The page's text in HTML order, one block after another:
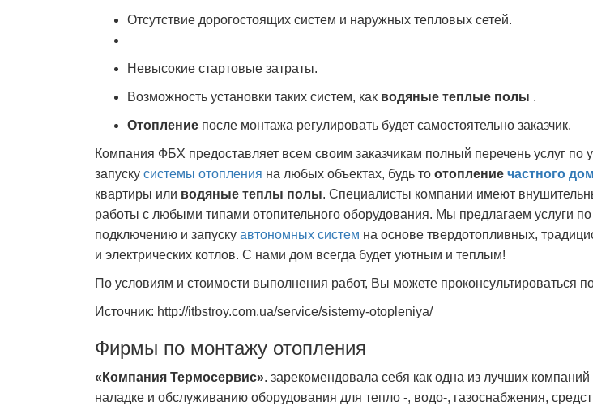
Отсутствие дорогостоящих систем и наружных тепловых сетей.
Невысокие стартовые затраты.
Возможность установки таких систем, как водяные теплые полы .
Отопление после монтажа регулировать будет самостоятельно заказчик.
Компания ФБХ предоставляет всем своим заказчикам полный перечень услуг по
запуску системы отопления на любых объектах, будь то отопление частного
квартиры или водяные теплы полы. Специалисты компании имеют
работы с любыми типами отопительного оборудования. Мы предлагаем услуги
подключению и запуску автономных систем на основе твердотопливных,
и электрических котлов. С нами дом всегда будет уютным и теплым!
По условиям и стоимости выполнения работ, Вы можете проконсультироваться
Источник: http://itbstroy.com.ua/service/sistemy-otopleniya/
Фирмы по монтажу отопления
«Компания Термосервис». зарекомендовала себя как одна из лучших
наладке и обслуживанию оборудования для тепло -, водо-, газоснабжения,